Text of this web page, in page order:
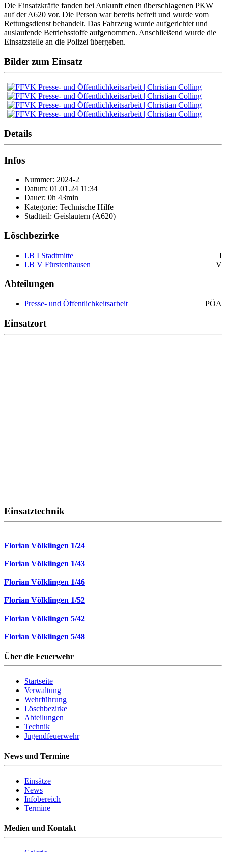
Die Einsatzkräfte fanden bei Ankunft einen überschlagenen PKW
auf der A620 vor. Die Person war bereits befreit und wurde vom
Rettungsdienst behandelt. Das Fahrzeug wurde aufgerichtet und
auslaufende Betriebsstoffe aufgenommen. Anschließend wurde die
Einsatzstelle an die Polizei übergeben.
Bilder zum Einsatz
Details
Infos
Nummer: 2024-2
Datum: 01.01.24 11:34
Dauer: 0h 43min
Kategorie: Technische Hilfe
Stadtteil: Geislautern (A620)
Löschbezirke
LB I Stadtmitte
I
LB V Fürstenhausen
V
Abteilungen
Presse- und Öffentlichkeitsarbeit PÖA
Einsatzort
Einsatztechnik
Florian Völklingen 1/24
Florian Völklingen 1/43
Florian Völklingen 1/46
Florian Völklingen 1/52
Florian Völklingen 5/42
Florian Völklingen 5/48
Über die Feuerwehr
Startseite
Verwaltung
Wehrführung
Löschbezirke
Abteilungen
Technik
Jugendfeuerwehr
News und Termine
Einsätze
News
Infobereich
Termine
Medien und Kontakt